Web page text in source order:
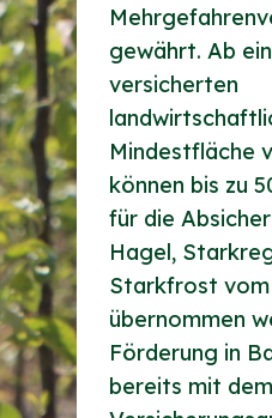
gewährt. Ab
versicherten
Mindestfläche
können bis zu
für die
Hagel,
Starkfrost vom
übernommen
Förderung in
bereits mit dem